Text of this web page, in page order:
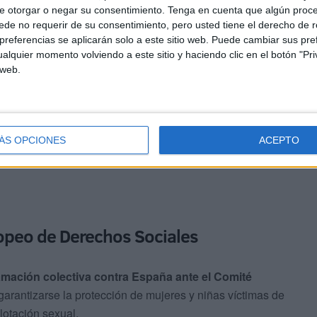
otorgar o negar su consentimiento. Tenga en cuenta que algún
no requerir de su consentimiento, pero usted tiene el derecho de
se aplicarán solo a este sitio web. Puede cambiar sus
momento volviendo a este sitio y haciendo clic en el botón
OPCIONES ACEPTO
los derechos humanos y el derecho fundamental a la
el esclavismo de las mujeres prostituidas",
admisible y coherente con nuestra
abolicionista.
de Derechos Sociales
colectiva contra España ante el Comité
la protección de mujeres y niñas víctimas de
sexual.